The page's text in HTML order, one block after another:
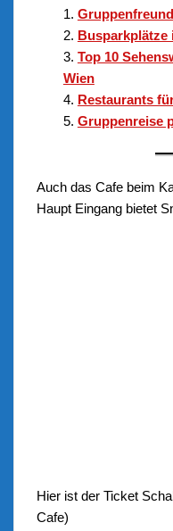
Busparkplätze
Top 10
Wien
Restaurants
Gruppenreise
Auch das Cafe beim
Haupt Eingang bietet
Hier ist der Ticket
Cafe)